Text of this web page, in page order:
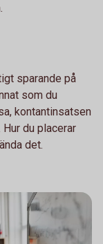
sparande på
som du
kontantinsatsen
du placerar
det.